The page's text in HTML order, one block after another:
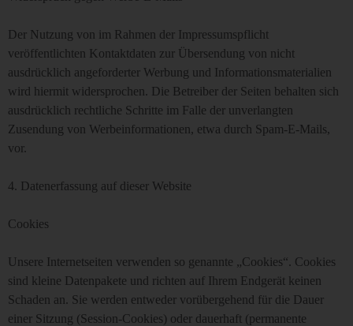
Der Nutzung von im Rahmen der Impressumspflicht
veröffentlichten Kontaktdaten zur Übersendung von nicht
ausdrücklich angeforderter Werbung und Informationsmaterialien
wird hiermit widersprochen. Die Betreiber der Seiten behalten sich
ausdrücklich rechtliche Schritte im Falle der unverlangten
Zusendung von Werbeinformationen, etwa durch Spam-E-Mails,
vor.
4. Datenerfassung auf dieser Website
Cookies
Unsere Internetseiten verwenden so genannte „Cookies“. Cookies
sind kleine Datenpakete und richten auf Ihrem Endgerät keinen
Schaden an. Sie werden entweder vorübergehend für die Dauer
einer Sitzung (Session-Cookies) oder dauerhaft (permanente